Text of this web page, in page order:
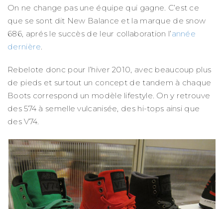
On ne change pas une équipe qui gagne. C’est ce
que se sont dit New Balance et la marque de snow
686, aprés le succès de leur collaboration l’année
dernière.
Rebelote donc pour l’hiver 2010, avec beaucoup plus
de pieds et surtout un concept de tandem à chaque
Boots correspond un modèle lifestyle. On y retrouve
des 574 à semelle vulcanisée, des hi-tops ainsi que
des V74.